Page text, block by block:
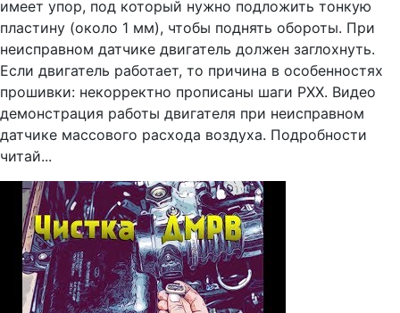
имеет упор, под который нужно подложить тонкую
пластину (около 1 мм), чтобы поднять обороты. При
неисправном датчике двигатель должен заглохнуть.
Если двигатель работает, то причина в особенностях
прошивки: некорректно прописаны шаги РХХ. Видео
демонстрация работы двигателя при неисправном
датчике массового расхода воздуха. Подробности
читай...